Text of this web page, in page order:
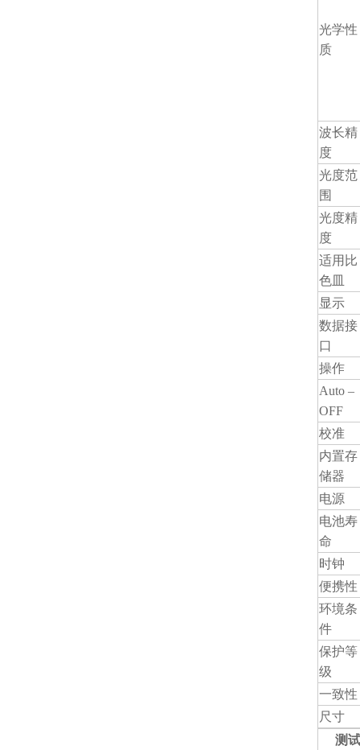
光学性
质
波长精
度
光度范
围
光度精
度
适用比
色皿
显示
数据接
口
操作
Auto –
OFF
校准
内置存
储器
电源
电池寿
命
时钟
便携性
环境条
件
保护等
级
一致性
尺寸
测